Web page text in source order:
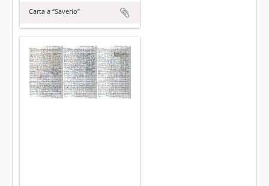
Carta a “Saverio”